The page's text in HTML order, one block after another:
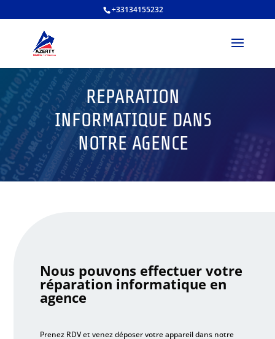
+33134155232
REPARATION
INFORMATIQUE DANS
NOTRE AGENCE
Nous pouvons effectuer votre
réparation informatique en
agence
Prenez RDV et venez déposer votre appareil dans notre